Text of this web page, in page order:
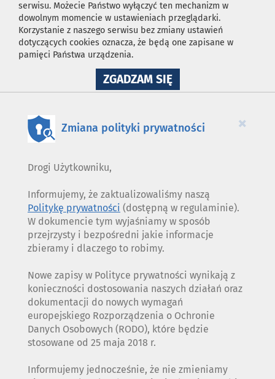
serwisu. Możecie Państwo wyłączyć ten mechanizm w
dowolnym momencie w ustawieniach przeglądarki.
Korzystanie z naszego serwisu bez zmiany ustawień
dotyczących cookies oznacza, że będą one zapisane w
pamięci Państwa urządzenia.
ZGADZAM SIĘNA
WYKORZYSTANIE
×
Zmiana polityki prywatności
Drogi Użytkowniku,
Informujemy, że zaktualizowaliśmy naszą
Politykę prywatności (dostępną w regulaminie).
W dokumencie tym wyjaśniamy w sposób
przejrzysty i bezpośredni jakie informacje
zbieramy i dlaczego to robimy.
Nowe zapisy w Polityce prywatności wynikają z
konieczności dostosowania naszych działań oraz
dokumentacji do nowych wymagań
europejskiego Rozporządzenia o Ochronie
Danych Osobowych (RODO), które będzie
stosowane od 25 maja 2018 r.
Informujemy jednocześnie, że nie zmieniamy